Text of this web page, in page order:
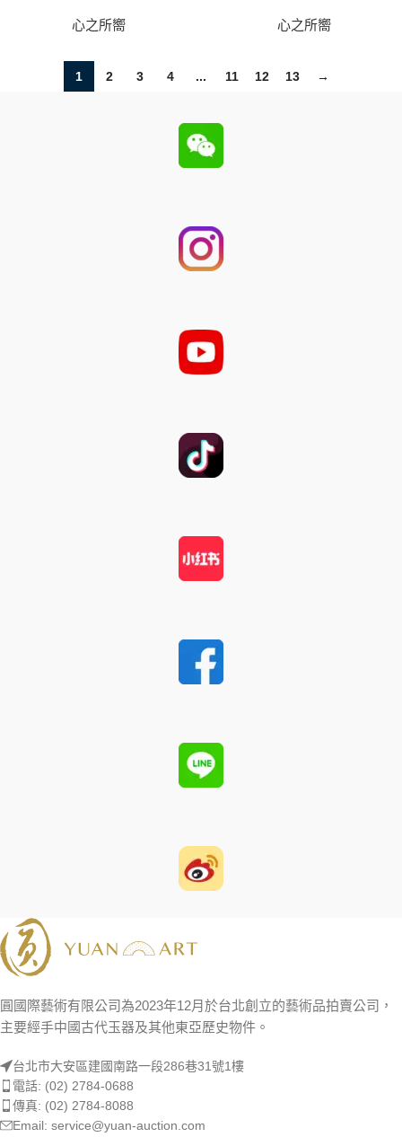
心之所嚮 心之所嚮
1 2 3 4 ... 11 12 13 →
圓國際藝術有限公司為2023年12月於台北創立的藝術品拍賣公司，
主要經手中國古代玉器及其他東亞歷史物件。
台北市大安區建國南路一段286巷31號1樓
電話: (02) 2784-0688
傳真: (02) 2784-8088
Email: service@yuan-auction.com